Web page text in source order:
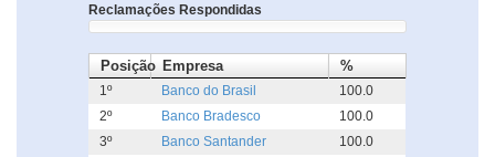
Reclamações Respondidas
Posição Empresa %
1º Banco do Brasil
100.0
2º
Banco Bradesco
100.0
3º
Banco Santander
100.0